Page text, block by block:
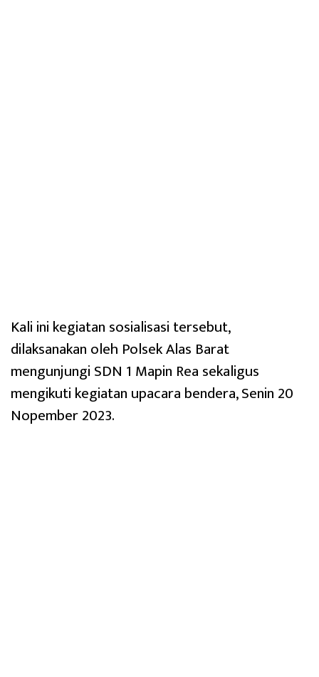
Kali ini kegiatan sosialisasi tersebut,
dilaksanakan oleh Polsek Alas Barat
mengunjungi SDN 1 Mapin Rea sekaligus
mengikuti kegiatan upacara bendera, Senin 20
Nopember 2023.